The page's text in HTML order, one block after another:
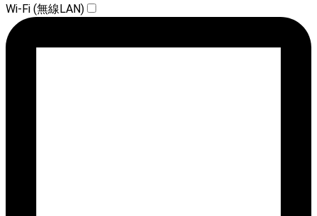
Wi-Fi (無線LAN)